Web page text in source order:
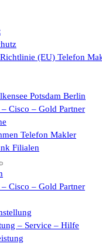
(EU) Telefon
Potsdam Berlin
– Cisco – Gold Partner
Telefon Makler
Filialen
– Cisco – Gold Partner
– Service – Hilfe